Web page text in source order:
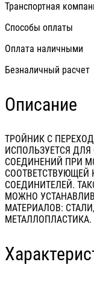
Транспортная
Способы оплаты
Оплата наличными
Безналичный расчет
Описание
ТРОЙНИК С
ИСПОЛЬЗУЕТСЯ
СОЕДИНЕНИЙ ПРИ
СОЕДИНИТЕЛЕЙ.
МОЖНО
МАТЕРИАЛОВ:
МЕТАЛЛОПЛАСТИКА.